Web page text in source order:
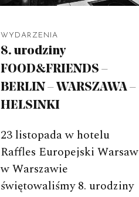
WYDARZENIA
8. urodziny
FOOD&FRIENDS –
BERLIN – WARSZAWA –
HELSINKI
23 listopada w hotelu
Raffles Europejski Warsaw
w Warszawie
świętowaliśmy 8. urodziny